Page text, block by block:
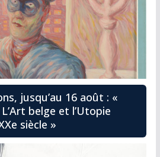
jusqu’au 16 août : «
belge et l’Utopie
siècle »